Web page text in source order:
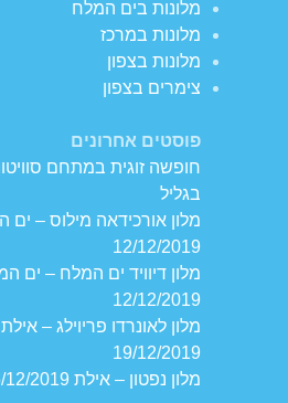
מלונות בים המלח
מלונות במרכז
מלונות בצפון
צימרים בצפון
פוסטים אחרונים
חופשה זוגית במתחם
בגליל
מלון אורכידאה מילוס – ים
12/12/2019
מלון דיוויד ים המלח – ים
12/12/2019
מלון לאונרדו פריוילג – אילת
19/12/2019
מלון נפטון – אילת 06/12/2019